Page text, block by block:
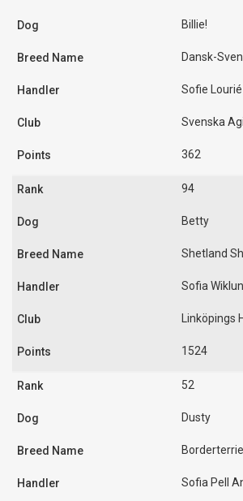
Billie!
Dansk-
Sofie Lourié
Svenska
362
94
Betty
Shetland
Sofia
Linköpings
1524
52
Dusty
Sofia Pell